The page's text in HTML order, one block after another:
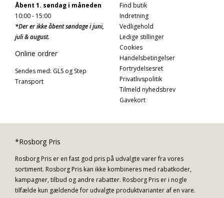
Åbent 1. søndag i måneden
10:00 - 15:00
*Der er ikke åbent søndage i juni,
juli & august.
Online ordrer
Sendes med: GLS og Step
Transport
Find butik
Indretning
Vedligehold
Ledige stillinger
Cookies
Handelsbetingelser
Fortrydelsesret
Privatlivspolitik
Tilmeld nyhedsbrev
Gavekort
*Rosborg Pris
Rosborg Pris er en fast god pris på udvalgte varer fra vores
sortiment. Rosborg Pris kan ikke kombineres med rabatkoder,
kampagner, tilbud og andre rabatter. Rosborg Pris er i nogle
tilfælde kun gældende for udvalgte produktvarianter af en vare.